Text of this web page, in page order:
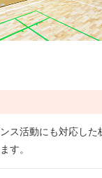
ス活動にも対応し
す。